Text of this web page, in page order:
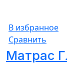
В избранное
Сравнить
Матрас